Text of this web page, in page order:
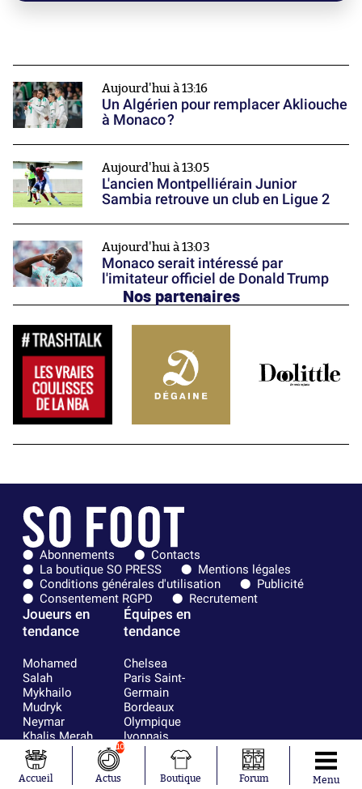
Aujourd'hui à 13:16
Un Algérien pour remplacer Akliouche
à Monaco ?
Aujourd'hui à 13:05
L'ancien Montpelliérain Junior
Sambia retrouve un club en Ligue 2
Aujourd'hui à 13:03
Monaco serait intéressé par
l'imitateur officiel de Donald Trump
Nos partenaires
Abonnements
Contacts
La boutique SO PRESS
Mentions légales
Conditions générales d'utilisation
Publicité
Consentement RGPD
Recrutement
Joueurs en
tendance
Mohamed
Salah
Mykhailo
Mudryk
Neymar
Khalis Merah
Loïs Openda
Moussa
Niakhaté
Équipes en
tendance
Chelsea
Paris Saint-
Germain
Bordeaux
Olympique
lyonnais
FIFA
Real Madrid
RC Strasbourg
Accueil
10
Actus Boutique Forum Menu